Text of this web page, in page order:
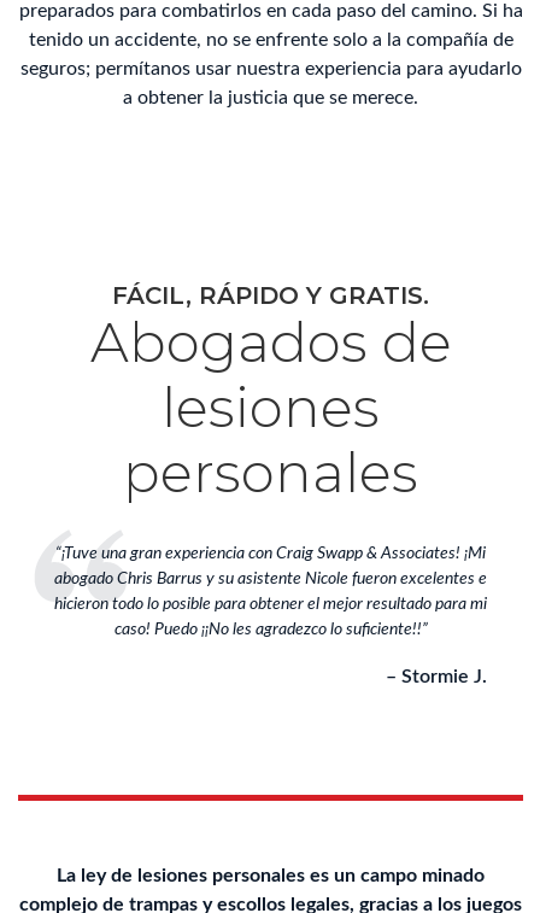
preparados para combatirlos en cada paso del camino. Si ha
tenido un accidente, no se enfrente solo a la compañía de
seguros; permítanos usar nuestra experiencia para ayudarlo
a obtener la justicia que se merece.
FÁCIL, RÁPIDO Y GRATIS.
Abogados de
lesiones
personales
“¡Tuve una gran experiencia con Craig Swapp & Associates! ¡Mi
abogado Chris Barrus y su asistente Nicole fueron excelentes e
hicieron todo lo posible para obtener el mejor resultado para mi
caso! Puedo ¡¡No les agradezco lo suficiente!!”
– Stormie J.
La ley de lesiones personales es un campo minado
complejo de trampas y escollos legales, gracias a los juegos